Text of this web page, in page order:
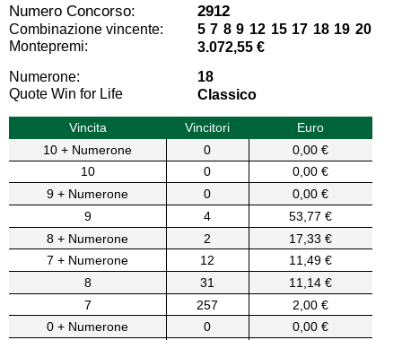
Numero Concorso: 2912
Combinazione vincente:
5 7 8 9 12 15 17 18 19 20
Montepremi:
3.072,55 €
Numerone:
18
Quote Win for Life
Classico
Vincita Vincitori
Euro
10 + Numerone
0
0,00 €
10
0
0,00 €
9 + Numerone
0
0,00 €
9
4
53,77 €
8 + Numerone
2
17,33 €
7 + Numerone
12
11,49 €
8
31
11,14 €
7
257
2,00 €
0 + Numerone
0
0,00 €